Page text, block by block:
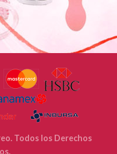
Todos los Derechos